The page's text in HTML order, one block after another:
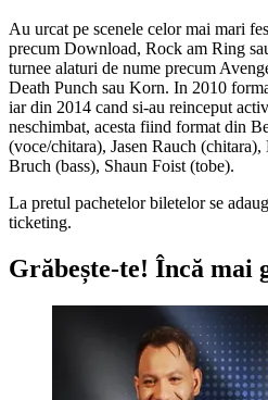
Au urcat pe scenele celor mai mari
precum Download, Rock am Ring
turnee alaturi de nume precum
Death Punch sau Korn. In 2010
iar din 2014 cand si-au reinceput
neschimbat, acesta fiind format din
(voce/chitara), Jasen Rauch
Bruch (bass), Shaun Foist (tobe).
La pretul pachetelor biletelor se
ticketing.
Grăbește-te! Încă mai